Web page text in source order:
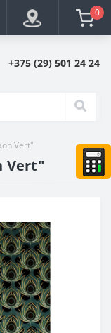
0
+375 (29) 501 24 24
Vert"
Vert"